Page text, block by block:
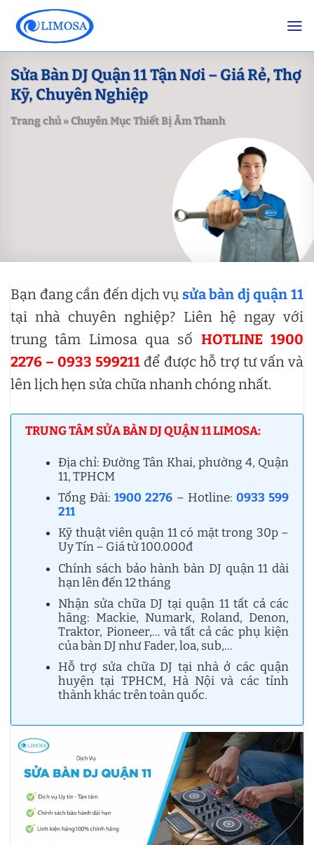
content
Sửa Bàn DJ Quận 11 Tận Nơi – Giá Rẻ, Thợ
Kỹ, Chuyên Nghiệp
Trang chủ»Chuyên Mục Thiết Bị Âm Thanh
Bạn đang cần đến dịch vụ sửa bàn dj quận 11
tại nhà chuyên nghiệp? Liên hệ ngay với
trung tâm Limosa qua số HOTLINE 1900
2276 – 0933 599211 để được hỗ trợ tư vấn và
lên lịch hẹn sửa chữa nhanh chóng nhất.
TRUNG TÂM SỬA BÀN DJ QUẬN 11 LIMOSA:
Địa chỉ: Đường Tân Khai, phường 4, Quận
11, TPHCM
Tổng Đài:1900 2276 – Hotline: 0933 599
211
Kỹ thuật viên quận 11 có mặt trong 30p –
Uy Tín – Giá từ 100.000đ
Chính sách bảo hành bàn DJ quận 11 dài
hạn lên đến 12 tháng
Nhận sửa chữa DJ tại quận 11 tất cả các
hãng: Mackie, Numark, Roland, Denon,
Traktor, Pioneer,… và tất cả các phụ kiện
của bàn DJ như Fader, loa, sub,…
Hỗ trợ sửa chữa DJ tại nhà ở các quận
huyện tại TPHCM, Hà Nội và các tỉnh
thành khác trên toàn quốc.